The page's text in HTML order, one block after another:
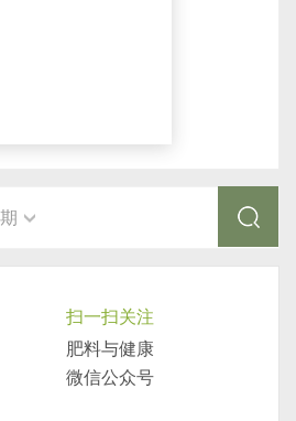
期
扫一扫关注
肥料与健康
微信公众号